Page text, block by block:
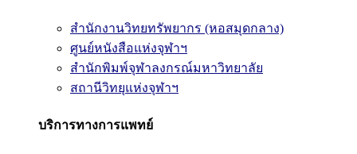
สำนักงานวิทยทรัพยากร (หอสมุดกลาง)
ศูนย์หนังสือแห่งจุฬาฯ
สำนักพิมพ์จุฬาลงกรณ์มหาวิทยาลัย
สถานีวิทยุแห่งจุฬาฯ
บริการทางการแพทย์